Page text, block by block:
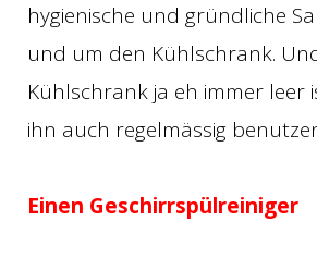
hygienische und gründliche
und um den Kühlschrank.
Kühlschrank ja eh immer leer
ihn auch regelmässig
Einen Geschirrspülreiniger